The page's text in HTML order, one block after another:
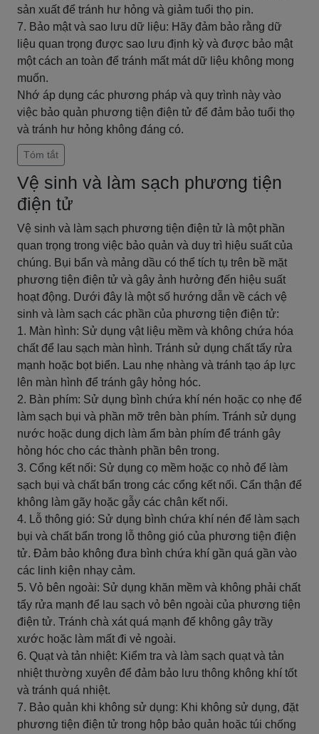
sản xuất để tránh hư hỏng và giảm tuổi thọ pin.
7. Bảo mật và sao lưu dữ liệu: Hãy đảm bảo rằng dữ
liệu quan trọng được sao lưu định kỳ và được bảo mật
một cách an toàn để tránh mất mát dữ liệu không mong
muốn.
Nhớ áp dụng các phương pháp và quy trình này vào
việc bảo quản phương tiện điện tử để đảm bảo tuổi thọ
và tránh hư hỏng không đáng có.
Tóm tắt
Vệ sinh và làm sạch phương tiện
điện tử
Vệ sinh và làm sạch phương tiện điện tử là một phần
quan trọng trong việc bảo quản và duy trì hiệu suất của
chúng. Bụi bẩn và mảng dầu có thể tích tụ trên bề mặt
phương tiện điện tử và gây ảnh hưởng đến hiệu suất
hoạt động. Dưới đây là một số hướng dẫn về cách vệ
sinh và làm sạch các phần của phương tiện điện tử:
1. Màn hình: Sử dụng vật liệu mềm và không chứa hóa
chất để lau sạch màn hình. Tránh sử dụng chất tẩy rửa
mạnh hoặc bọt biển. Lau nhẹ nhàng và tránh tạo áp lực
lên màn hình để tránh gây hỏng hóc.
2. Bàn phím: Sử dụng bình chứa khí nén hoặc cọ nhẹ để
làm sạch bụi và phần mỡ trên bàn phím. Tránh sử dụng
nước hoặc dung dịch làm ẩm bàn phím để tránh gây
hỏng hóc cho các thành phần bên trong.
3. Cổng kết nối: Sử dụng cọ mềm hoặc cọ nhỏ để làm
sạch bụi và chất bẩn trong các cổng kết nối. Cẩn thận để
không làm gãy hoặc gẫy các chân kết nối.
4. Lỗ thông gió: Sử dụng bình chứa khí nén để làm sạch
bụi và chất bẩn trong lỗ thông gió của phương tiện điện
tử. Đảm bảo không đưa bình chứa khí gần quá gần vào
các linh kiện nhạy cảm.
5. Vỏ bên ngoài: Sử dụng khăn mềm và không phải chất
tẩy rửa mạnh để lau sạch vỏ bên ngoài của phương tiện
điện tử. Tránh chà xát quá mạnh để không gây trầy
xước hoặc làm mất đi vẻ ngoài.
6. Quạt và tản nhiệt: Kiểm tra và làm sạch quạt và tản
nhiệt thường xuyên để đảm bảo lưu thông không khí tốt
và tránh quá nhiệt.
7. Bảo quản khi không sử dụng: Khi không sử dụng, đặt
phương tiện điện tử trong hộp bảo quản hoặc túi chống